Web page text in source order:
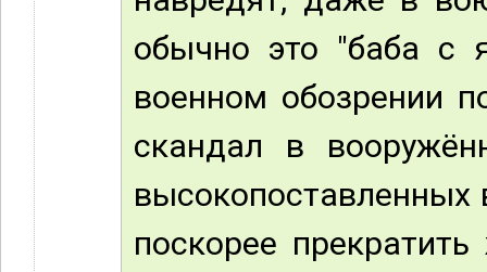
обычно это "баба с
военном обозрении
скандал в
поскорее